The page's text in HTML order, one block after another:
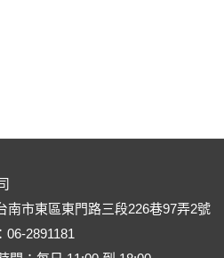
南市東區東門路三段226巷97弄2號
06-2891181